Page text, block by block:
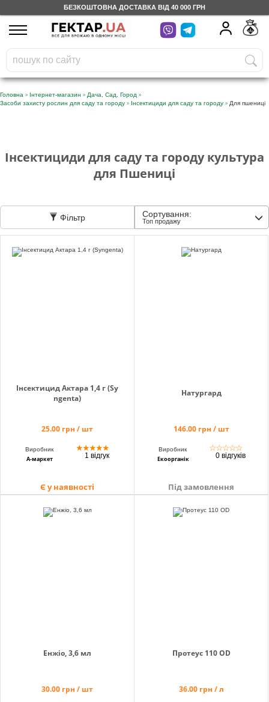
БЕЗКОШТОВНА ДОСТАВКА ВІД 40 000 ГРН
UA
На вашому
бонусному рахунку
грн
Безкоштовно по Україні
Доставка
Відгуки
по Україні
+38 (096) 733
+38 (066) 733
+38 (093) 733
Головна » Інтернет-магазин » Дача, Сад, Город »
Засоби захисту рослин для саду та городу » Інсектициди для саду та городу » Для пшениці
Інсектициди для саду та городу культура
для Пшениці
Фільтр Сортування:
Топ продажу
Інсектицид Актара 1,4 г (Sy
ngenta)
25.00 грн / шт
Виробник
А-маркет
★★★★★
1 відгук
Є у наявності
Натургард
146.00 грн / шт
Виробник
Екоорганік
☆☆☆☆☆
0 відгуків
Під замовлення
Енжіо, 3,6 мл
30.00 грн / шт
Протеус 110 OD
36.00 грн / л